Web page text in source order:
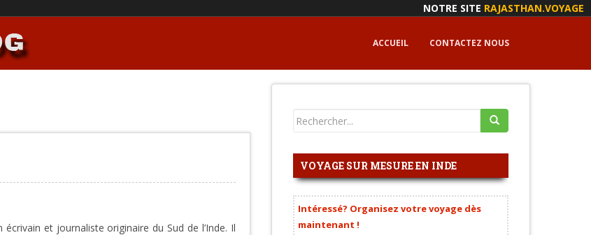
NOTRE SITE RAJASTHAN.VOYAGE
ACCUEIL CONTACTEZ NOUS
écrivain et journaliste originaire du Sud de l’Inde. Il
VOYAGE SUR MESURE EN INDE
Intéressé? Organisez votre voyage dès
maintenant !